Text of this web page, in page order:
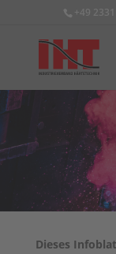
+49
Dieses